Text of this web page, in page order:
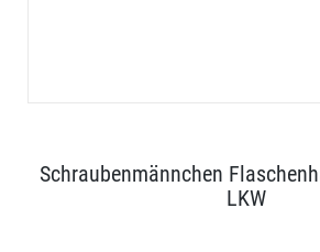
Schraubenmännchen
LKW